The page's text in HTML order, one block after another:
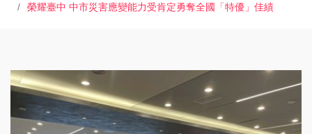
榮耀臺中 中市災害應變能力受肯定勇奪全國「特優」佳績